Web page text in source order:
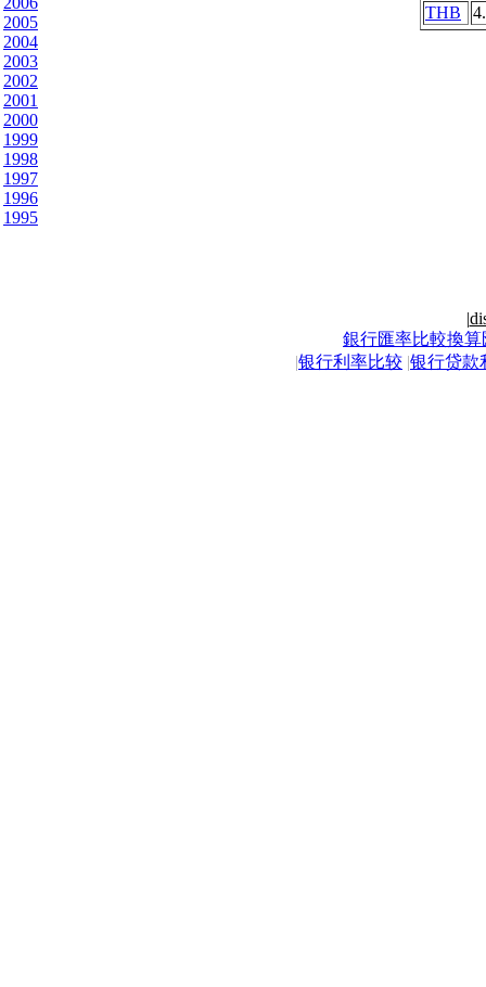
2005
2004
2003
2002
2001
2000
1999
1998
1997
1996
1995
THB
|
銀行匯率比較換算
|银行利率比较 |银行贷款